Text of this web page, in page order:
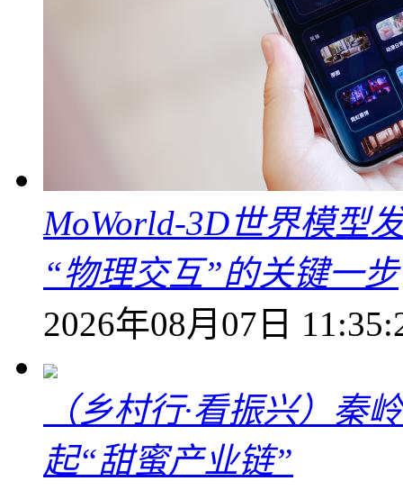
MoWorld-3D世界模型
“物理交互”的关键一步
2026年08月07日
（乡村行·看振兴）秦
起“甜蜜产业链”